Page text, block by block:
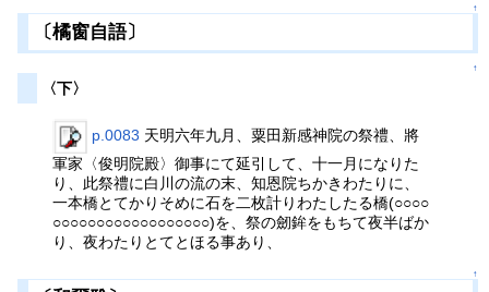
↑
〔橘窗自語〕
↑
〈下〉
p.0083 天明六年九月、粟田新感神院の祭禮、將
軍家〈俊明院殿〉御事にて延引して、十一月になりた
り、此祭禮に白川の流の末、知恩院ちかきわたりに、
一本橋とてかりそめに石を二枚計りわたしたる橋(○○○○
○○○○○○○○○○○○○○○○○○)を、祭の劒鉾をもちて夜半ばか
り、夜わたりとてとほる事あり、
↑